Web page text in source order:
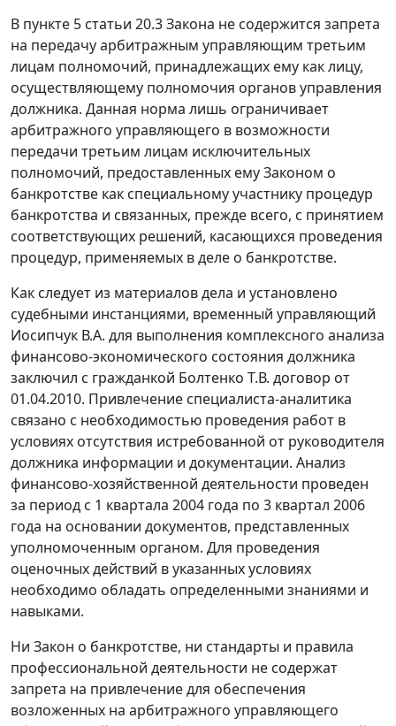
В пункте 5 статьи 20.3 Закона не содержится запрета
на передачу арбитражным управляющим третьим
лицам полномочий, принадлежащих ему как лицу,
осуществляющему полномочия органов управления
должника. Данная норма лишь ограничивает
арбитражного управляющего в возможности
передачи третьим лицам исключительных
полномочий, предоставленных ему Законом о
банкротстве как специальному участнику процедур
банкротства и связанных, прежде всего, с принятием
соответствующих решений, касающихся проведения
процедур, применяемых в деле о банкротстве.
Как следует из материалов дела и установлено
судебными инстанциями, временный управляющий
Иосипчук В.А. для выполнения комплексного анализа
финансово-экономического состояния должника
заключил с гражданкой Болтенко Т.В. договор от
01.04.2010. Привлечение специалиста-аналитика
связано с необходимостью проведения работ в
условиях отсутствия истребованной от руководителя
должника информации и документации. Анализ
финансово-хозяйственной деятельности проведен
за период с 1 квартала 2004 года по 3 квартал 2006
года на основании документов, представленных
уполномоченным органом. Для проведения
оценочных действий в указанных условиях
необходимо обладать определенными знаниями и
навыками.
Ни Закон о банкротстве, ни стандарты и правила
профессиональной деятельности не содержат
запрета на привлечение для обеспечения
возложенных на арбитражного управляющего